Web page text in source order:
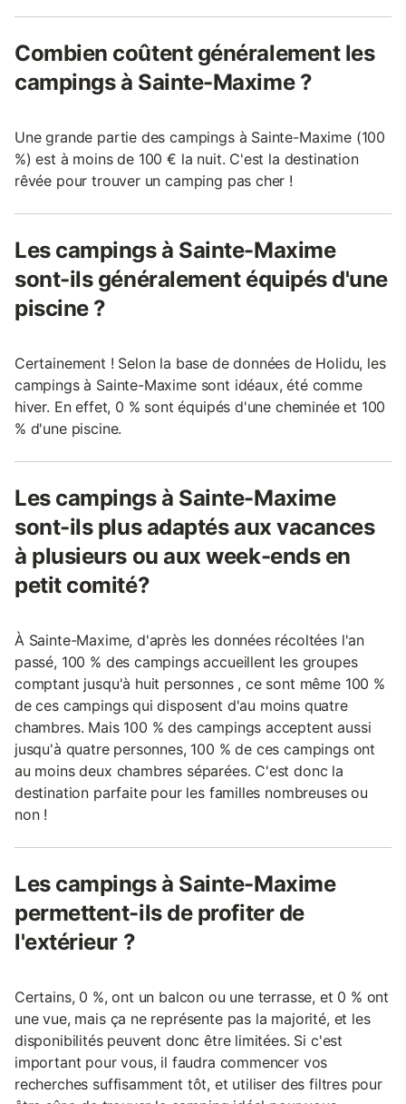
Combien coûtent généralement les
campings à Sainte-Maxime ?
Une grande partie des campings à Sainte-Maxime (100
%) est à moins de 100 € la nuit. C'est la destination
rêvée pour trouver un camping pas cher !
Les campings à Sainte-Maxime
sont-ils généralement équipés d'une
piscine ?
Certainement ! Selon la base de données de Holidu, les
campings à Sainte-Maxime sont idéaux, été comme
hiver. En effet, 0 % sont équipés d'une cheminée et 100
% d'une piscine.
Les campings à Sainte-Maxime
sont-ils plus adaptés aux vacances
à plusieurs ou aux week-ends en
petit comité?
À Sainte-Maxime, d'après les données récoltées l'an
passé, 100 % des campings accueillent les groupes
comptant jusqu'à huit personnes , ce sont même 100 %
de ces campings qui disposent d'au moins quatre
chambres. Mais 100 % des campings acceptent aussi
jusqu'à quatre personnes, 100 % de ces campings ont
au moins deux chambres séparées. C'est donc la
destination parfaite pour les familles nombreuses ou
non !
Les campings à Sainte-Maxime
permettent-ils de profiter de
l'extérieur ?
Certains, 0 %, ont un balcon ou une terrasse, et 0 % ont
une vue, mais ça ne représente pas la majorité, et les
disponibilités peuvent donc être limitées. Si c'est
important pour vous, il faudra commencer vos
recherches suffisamment tôt, et utiliser des filtres pour